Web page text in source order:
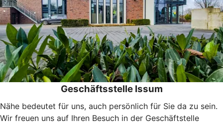
Geschäftsstelle Issum
Nähe bedeutet für uns, auch persönlich für Sie da zu sein.
Wir freuen uns auf Ihren Besuch in der Geschäftstelle